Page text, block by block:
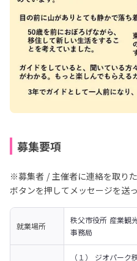
募集要項
※募集者 / 主催者に連絡を取り
ボタンを押してメッセージを送っ
就業場所
秩父市役所 産業観
事務局
（１） ジオパー